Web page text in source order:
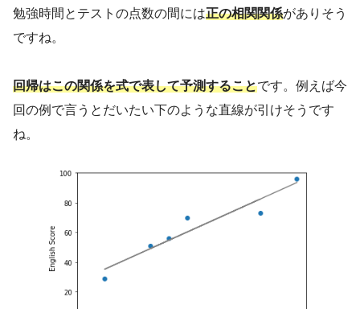
勉強時間とテストの点数の間には正の相関関係がありそう
ですね。
回帰はこの関係を式で表して予測することです。例えば今
回の例で言うとだいたい下のような直線が引けそうです
ね。